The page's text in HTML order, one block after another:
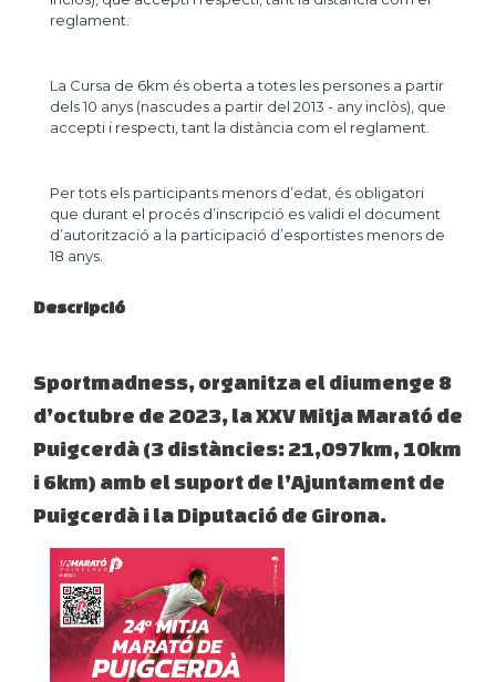
reglament.
La Cursa de 6km és oberta a totes les persones a partir
dels 10 anys (nascudes a partir del 2013 - any inclòs), que
accepti i respecti, tant la distància com el reglament.
Per tots els participants menors d’edat, és obligatori
que durant el procés d’inscripció es validi el document
d’autorització a la participació d’esportistes menors de
18 anys.
Descripció
Sportmadness, organitza el diumenge 8
d’octubre de 2023, la XXV Mitja Marató de
Puigcerdà (3 distàncies: 21,097km, 10km
i 6km) amb el suport de l’Ajuntament de
Puigcerdà i la Diputació de Girona.